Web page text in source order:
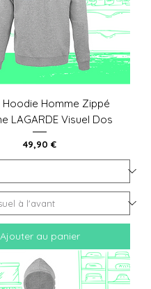
Hoodie Homme Zippé
LAGARDE Visuel Dos
Prix
49,90 €
Ajouter au panier